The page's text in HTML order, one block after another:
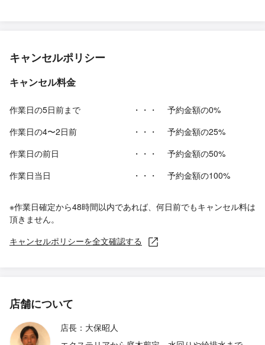
キャンセルポリシー
キャンセル料金
作業日の5日前まで ・・・
予約金額の0%
作業日の4〜2日前
・・・
予約金額の25%
作業日の前日
・・・
予約金額の50%
作業日当日
・・・ 予約金額の100%
※作業日確定から48時間以内であれば、何日前でもキャンセル料は
頂きません。
キャンセルポリシーを全文確認する
店舗について
店長：大保昭人